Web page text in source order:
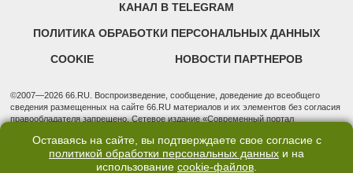
КАНАЛ В TELEGRAM
ПОЛИТИКА ОБРАБОТКИ ПЕРСОНАЛЬНЫХ ДАННЫХ
COOKIE НОВОСТИ ПАРТНЕРОВ
©2007—2026 66.RU. Воспроизведение, сообщение, доведение до всеобщего
сведения размещенных на сайте 66.RU материалов и их элементов без согласия
правообладателя запрещено. Сетевое издание «Современный портал
надзору в сфере связи, информационных технологий и массовых коммуникаций
(Роскомнадзор). Регистрационный номер ЭЛ № ФС 77 - 76634 от 02.09.2019
Учредитель: Общество с ограниченной ответственностью "66.ру". Юридический
Оставаясь на сайте, вы подтверждаете свое согласие с
политикой обработки персональных данных и на
использование cookie-файлов.